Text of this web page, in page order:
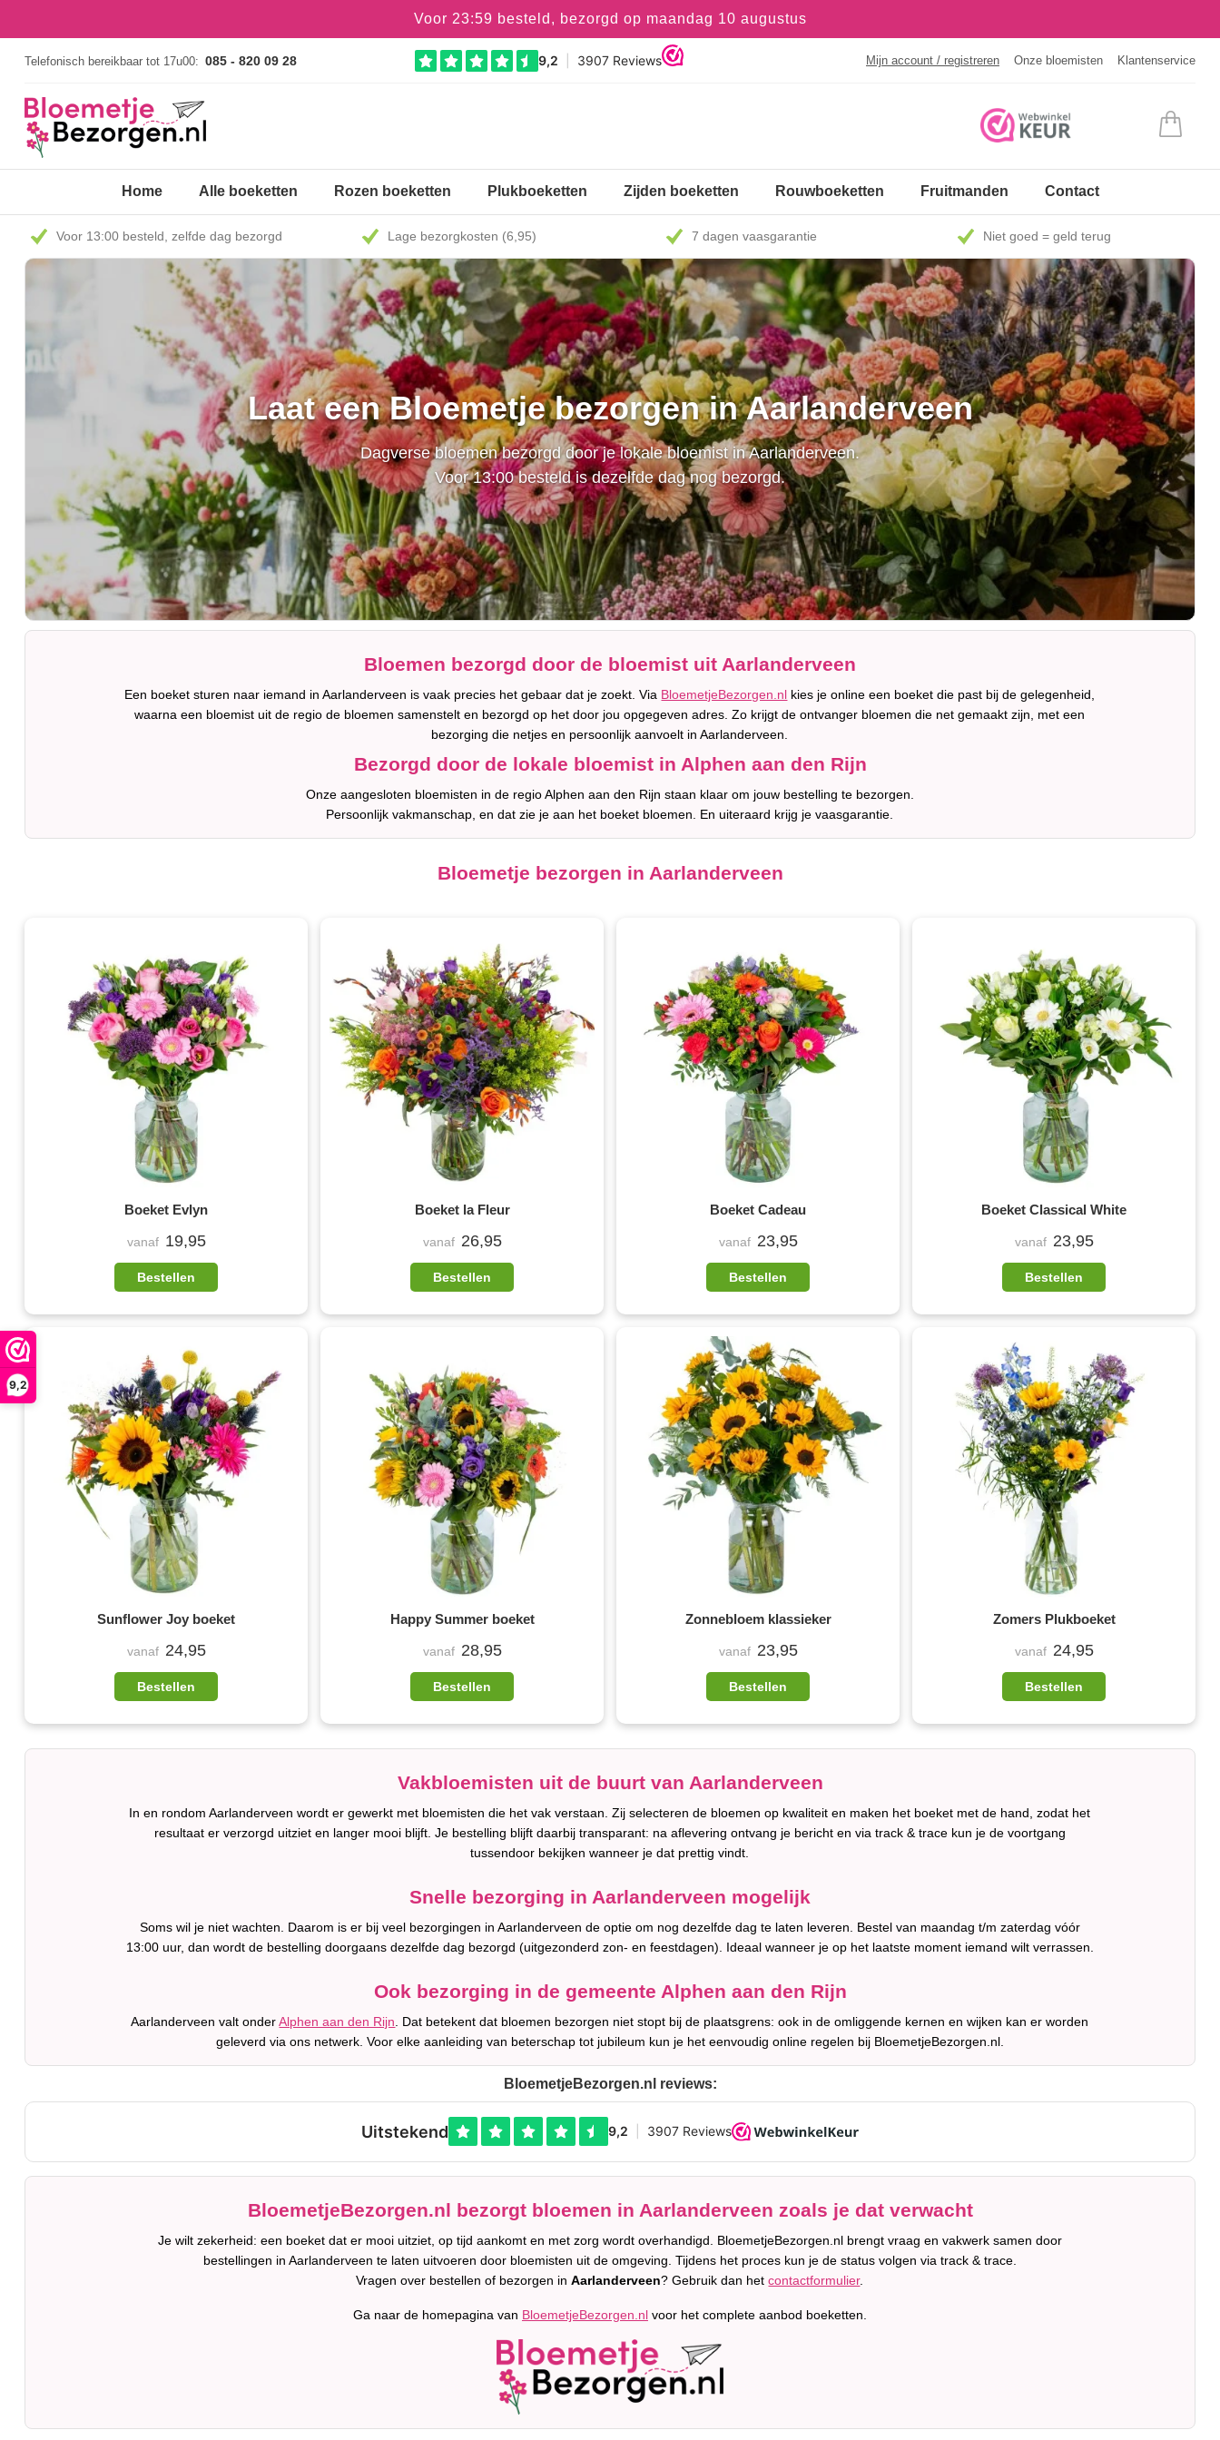
9,2
Voor 23:59 besteld, bezorgd op maandag 10 augustus
Telefonisch bereikbaar tot 17u00: 085 - 820 09 28 Mijn account / registreren Onze bloemisten Klantenservice
Home Alle boeketten Rozen boeketten Plukboeketten Zijden boeketten Rouwboeketten Fruitmanden Contact
Voor 13:00 besteld, zelfde dag bezorgd Lage bezorgkosten (6,95) 7 dagen vaasgarantie Niet goed = geld terug
Laat een Bloemetje bezorgen in Aarlanderveen
Dagverse bloemen bezorgd door je lokale bloemist in Aarlanderveen.
Voor 13:00 besteld is dezelfde dag nog bezorgd.
Bloemen bezorgd door de bloemist uit Aarlanderveen
Een boeket sturen naar iemand in Aarlanderveen is vaak precies het gebaar dat je zoekt. Via BloemetjeBezorgen.nl kies je online een boeket die past bij de gelegenheid,
waarna een bloemist uit de regio de bloemen samenstelt en bezorgd op het door jou opgegeven adres. Zo krijgt de ontvanger bloemen die net gemaakt zijn, met een
bezorging die netjes en persoonlijk aanvoelt in Aarlanderveen.
Bezorgd door de lokale bloemist in Alphen aan den Rijn
Onze aangesloten bloemisten in de regio Alphen aan den Rijn staan klaar om jouw bestelling te bezorgen.
Persoonlijk vakmanschap, en dat zie je aan het boeket bloemen. En uiteraard krijg je vaasgarantie.
Bloemetje bezorgen in Aarlanderveen
Boeket Evlyn
vanaf 19,95
Bestellen
Boeket la Fleur
vanaf 26,95
Bestellen
Boeket Cadeau
vanaf 23,95
Bestellen
Boeket Classical White
vanaf 23,95
Bestellen
Sunflower Joy boeket
vanaf 24,95
Bestellen
Happy Summer boeket
vanaf 28,95
Bestellen
Zonnebloem klassieker
vanaf 23,95
Bestellen
Zomers Plukboeket
vanaf 24,95
Bestellen
Vakbloemisten uit de buurt van Aarlanderveen
In en rondom Aarlanderveen wordt er gewerkt met bloemisten die het vak verstaan. Zij selecteren de bloemen op kwaliteit en maken het boeket met de hand, zodat het
resultaat er verzorgd uitziet en langer mooi blijft. Je bestelling blijft daarbij transparant: na aflevering ontvang je bericht en via track & trace kun je de voortgang
tussendoor bekijken wanneer je dat prettig vindt.
Snelle bezorging in Aarlanderveen mogelijk
Soms wil je niet wachten. Daarom is er bij veel bezorgingen in Aarlanderveen de optie om nog dezelfde dag te laten leveren. Bestel van maandag t/m zaterdag vóór
13:00 uur, dan wordt de bestelling doorgaans dezelfde dag bezorgd (uitgezonderd zon- en feestdagen). Ideaal wanneer je op het laatste moment iemand wilt verrassen.
Ook bezorging in de gemeente Alphen aan den Rijn
Aarlanderveen valt onderAlphen aan den Rijn . Dat betekent dat bloemen bezorgen niet stopt bij de plaatsgrens: ook in de omliggende kernen en wijken kan er worden
geleverd via ons netwerk. Voor elke aanleiding van beterschap tot jubileum kun je het eenvoudig online regelen bij BloemetjeBezorgen.nl.
BloemetjeBezorgen.nl reviews:
BloemetjeBezorgen.nl bezorgt bloemen in Aarlanderveen zoals je dat verwacht
Je wilt zekerheid: een boeket dat er mooi uitziet, op tijd aankomt en met zorg wordt overhandigd. BloemetjeBezorgen.nl brengt vraag en vakwerk samen door
bestellingen in Aarlanderveen te laten uitvoeren door bloemisten uit de omgeving. Tijdens het proces kun je de status volgen via track & trace.
Vragen over bestellen of bezorgen inAarlanderveen? Gebruik dan hetcontactformulier.
Ga naar de homepagina van BloemetjeBezorgen.nlvoor het complete aanbod boeketten.